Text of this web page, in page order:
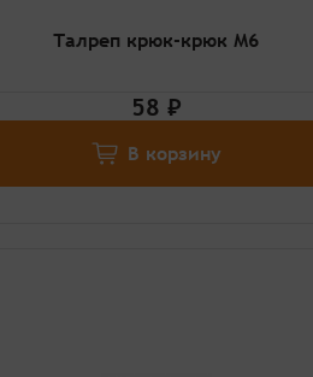
Талреп крюк-крюк М6
58 ₽
В корзину